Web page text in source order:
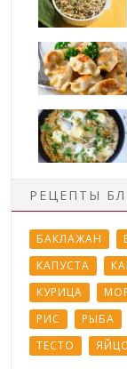
РЕЦЕПТЫ
БАКЛАЖАН
КАПУСТА
КУРИЦА
РИС
РЫБА
ТЕСТО